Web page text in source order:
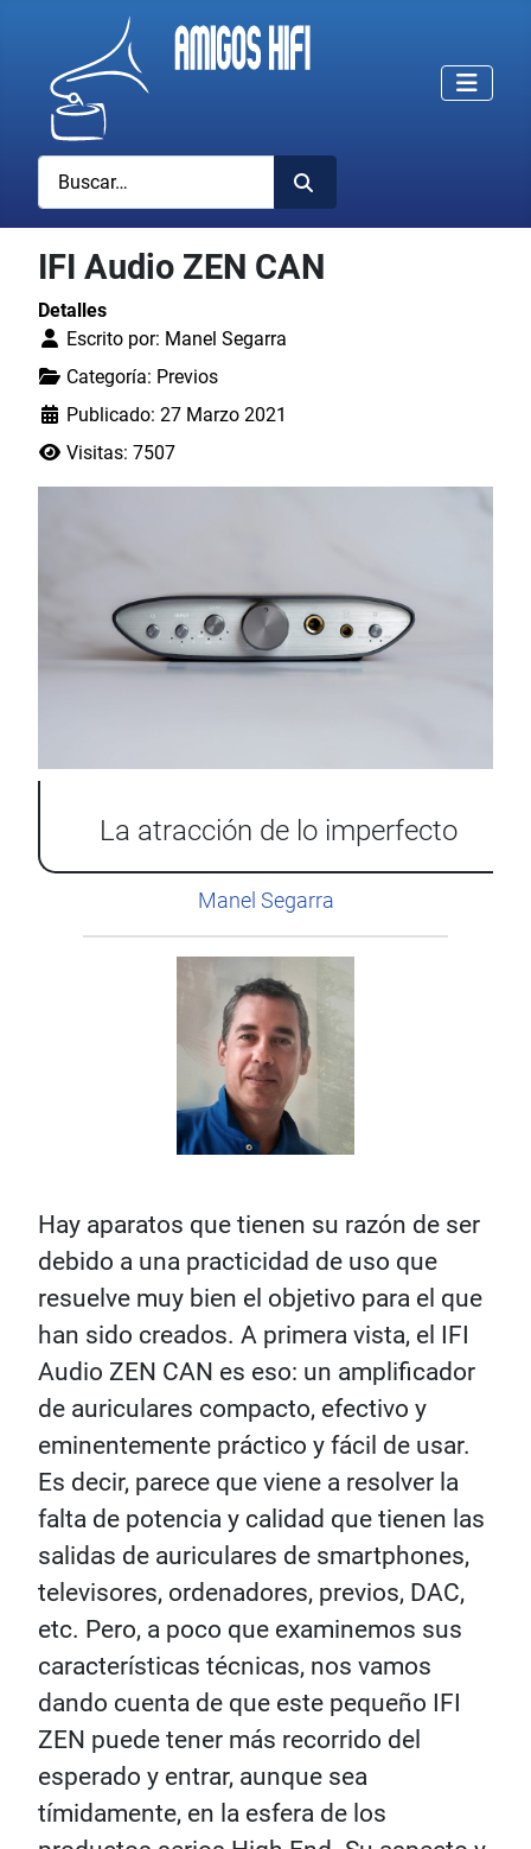
Buscar
IFI Audio ZEN CAN
Detalles
Escrito por: Manel Segarra
Categoría: Previos
Publicado: 27 Marzo 2021
Visitas: 7507
La atracción de lo imperfecto
Manel Segarra
Hay aparatos que tienen su razón de ser
debido a una practicidad de uso que
resuelve muy bien el objetivo para el que
han sido creados. A primera vista, el IFI
Audio ZEN CAN es eso: un amplificador
de auriculares compacto, efectivo y
eminentemente práctico y fácil de usar.
Es decir, parece que viene a resolver la
falta de potencia y calidad que tienen las
salidas de auriculares de smartphones,
televisores, ordenadores, previos, DAC,
etc. Pero, a poco que examinemos sus
características técnicas, nos vamos
dando cuenta de que este pequeño IFI
ZEN puede tener más recorrido del
esperado y entrar, aunque sea
tímidamente, en la esfera de los